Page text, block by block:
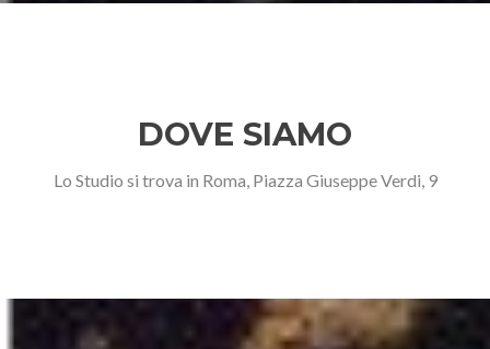
DOVE SIAMO
Lo Studio si trova in Roma, Piazza Giuseppe Verdi, 9